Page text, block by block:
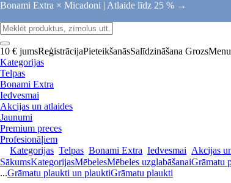
Bonami Extra × Micadoni | Atlaide līdz 25 % →
10 € jumsReģistrācijaPieteikšanāsSalīdzināšana GrozsMenu
Kategorijas
Telpas
Bonami Extra
Iedvesmai
Akcijas un atlaides
Jaunumi
Premium preces
Profesionāļiem
Kategorijas Telpas Bonami Extra Iedvesmai Akcijas
SākumsKategorijasMēbelesMēbeles uzglabāšanaiGrāmatu
...Grāmatu plaukti un plauktiGrāmatu plaukti